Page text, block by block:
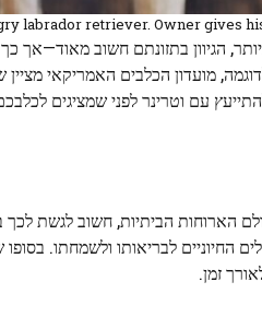
labrador retriever. Owner gives
הגיוון בתזונתם חשוב מאוד—אך
מועדון הכלבים האמריקאי
עם וטרינר לפני שמציגים
הארוחות הביתיות, חשוב לגשת לכך
החיוניים לבריאותו ולשמחתו.
זמן.